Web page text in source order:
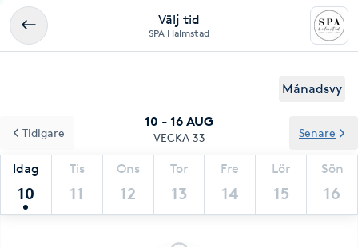
Välj tid
SPA Halmstad
Månadsvy
10 - 16 AUG
VECKA 33
Idag
10
Tis
11
Ons
12
Tor
13
Fre
14
Lör
15
Sön
16
Tidigare Senare